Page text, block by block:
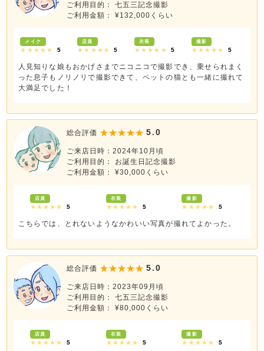
ご利用目的： 七五三記念撮影
ご利用金額： ¥132,000くらい
メイク
★★★★★ 5
店員
★★★★★ 5
衣装
★★★★★ 5
撮影
★★★★★ 5
人見知りな娘もおかげさまでニコニコで撮影でき、乗せられまく
った息子もノリノリで撮影できて、ペットの猫とも一緒に撮れて
大満足でした！
総合評価 5.0
ご来店日時：2024年10月頃
ご利用目的： お誕生日記念撮影
ご利用金額： ¥30,000くらい
店員
★★★★★ 5
衣装
★★★★★ 5
撮影
★★★★★ 5
こちらでは、とれないようなかわいい写真が撮れてよかった。
総合評価 5.0
ご来店日時：2023年09月頃
ご利用目的： 七五三記念撮影
ご利用金額： ¥80,000くらい
店員
★★★★★ 5
衣装
★★★★★ 5
撮影
★★★★★ 5